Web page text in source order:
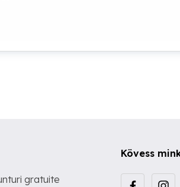
gratuite
Kövess